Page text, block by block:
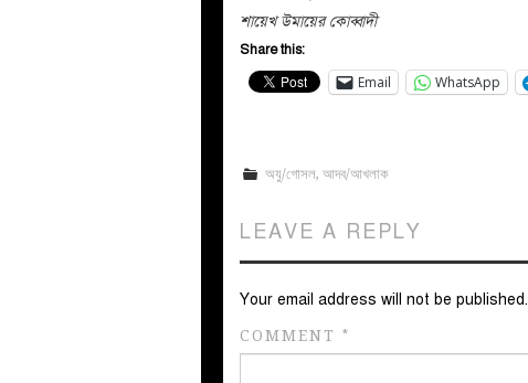
শায়েখ উমায়ের কোব্বাদী
Share this:
Email WhatsApp
অযু/গোসল,আদব/আখলাক
LEAVE A REPLY
Your email address will not be published.
COMMENT *